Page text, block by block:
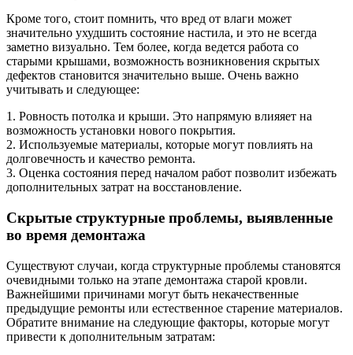
Кроме того, стоит помнить, что вред от влаги может
значительно ухудшить состояние настила, и это не всегда
заметно визуально. Тем более, когда ведется работа со
старыми крышами, возможность возникновения скрытых
дефектов становится значительно выше. Очень важно
учитывать и следующее:
1. Ровность потолка и крыши. Это напрямую влияяет на
возможность установки нового покрытия.
2. Используемые материалы, которые могут повлиять на
долговечность и качество ремонта.
3. Оценка состояния перед началом работ позволит избежать
дополнительных затрат на восстановление.
Скрытые структурные проблемы, выявленные
во время демонтажа
Существуют случаи, когда структурные проблемы становятся
очевидными только на этапе демонтажа старой кровли.
Важнейшими причинами могут быть некачественные
предыдущие ремонты или естественное старение материалов.
Обратите внимание на следующие факторы, которые могут
привести к дополнительным затратам: